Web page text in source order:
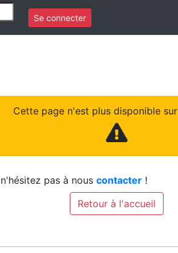
Se connecter
Cette page n'est plus disponible sur
pas à nous contacter !
Retour à l'accueil